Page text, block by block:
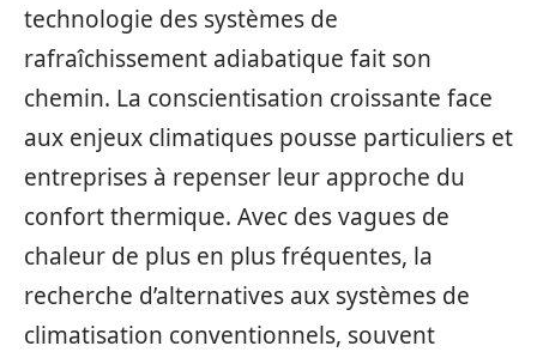
technologie des systèmes de
rafraîchissement adiabatique fait son
chemin. La conscientisation croissante face
aux enjeux climatiques pousse particuliers et
entreprises à repenser leur approche du
confort thermique. Avec des vagues de
chaleur de plus en plus fréquentes, la
recherche d’alternatives aux systèmes de
climatisation conventionnels, souvent